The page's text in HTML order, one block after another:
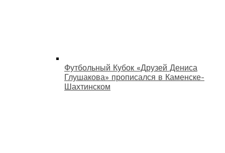
Футбольный Кубок «Друзей Дениса
Глушакова» прописался в Каменске-
Шахтинском